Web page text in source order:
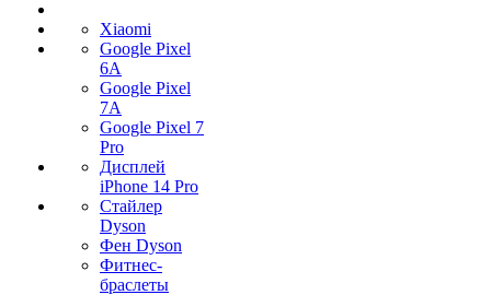
Xiaomi
Google Pixel
6A
Google Pixel
7А
Google Pixel 7
Pro
Дисплей
iPhone 14 Pro
Стайлер
Dyson
Фен Dyson
Фитнес-
браслеты